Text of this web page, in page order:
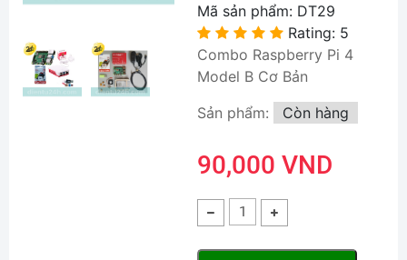
Mã sản phẩm: DT29
Rating: 5
Combo Raspberry Pi 4
Model B Cơ Bản
Sản phẩm:
Còn hàng
90,000 VND